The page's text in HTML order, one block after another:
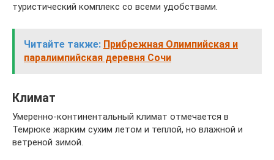
туристический комплекс со всеми удобствами.
Читайте также: Прибрежная Олимпийская и
паралимпийская деревня Сочи
Климат
Умеренно-континентальный климат отмечается в
Темрюке жарким сухим летом и теплой, но влажной и
ветреной зимой.